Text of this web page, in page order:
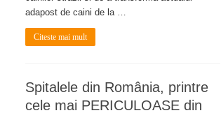
adapost de caini de la …
Citeste mai mult
Spitalele din România, printre
cele mai PERICULOASE din